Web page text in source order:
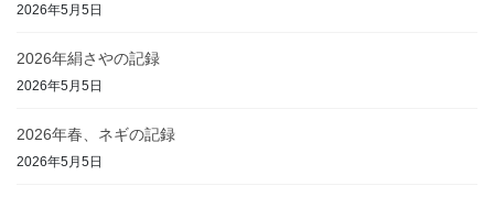
2026年5月5日
2026年絹さやの記録
2026年5月5日
2026年春、ネギの記録
2026年5月5日